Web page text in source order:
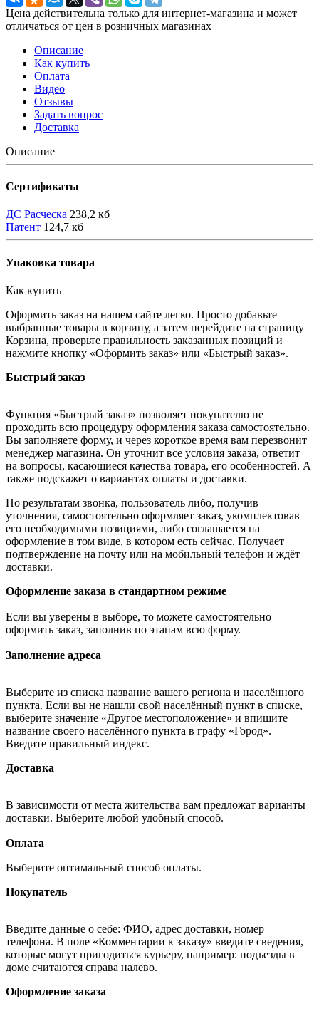
Цена действительна только для интернет-магазина и может
отличаться от цен в розничных магазинах
Описание
Как купить
Оплата
Видео
Отзывы
Задать вопрос
Доставка
Описание
Сертификаты
ДС Расческа 238,2 кб
Патент 124,7 кб
Упаковка товара
Как купить
Оформить заказ на нашем сайте легко. Просто добавьте
выбранные товары в корзину, а затем перейдите на страницу
Корзина, проверьте правильность заказанных позиций и
нажмите кнопку «Оформить заказ» или «Быстрый заказ».
Быстрый заказ
Функция «Быстрый заказ» позволяет покупателю не
проходить всю процедуру оформления заказа самостоятельно.
Вы заполняете форму, и через короткое время вам перезвонит
менеджер магазина. Он уточнит все условия заказа, ответит
на вопросы, касающиеся качества товара, его особенностей. А
также подскажет о вариантах оплаты и доставки.
По результатам звонка, пользователь либо, получив
уточнения, самостоятельно оформляет заказ, укомплектовав
его необходимыми позициями, либо соглашается на
оформление в том виде, в котором есть сейчас. Получает
подтверждение на почту или на мобильный телефон и ждёт
доставки.
Оформление заказа в стандартном режиме
Если вы уверены в выборе, то можете самостоятельно
оформить заказ, заполнив по этапам всю форму.
Заполнение адреса
Выберите из списка название вашего региона и населённого
пункта. Если вы не нашли свой населённый пункт в списке,
выберите значение «Другое местоположение» и впишите
название своего населённого пункта в графу «Город».
Введите правильный индекс.
Доставка
В зависимости от места жительства вам предложат варианты
доставки. Выберите любой удобный способ.
Оплата
Выберите оптимальный способ оплаты.
Покупатель
Введите данные о себе: ФИО, адрес доставки, номер
телефона. В поле «Комментарии к заказу» введите сведения,
которые могут пригодиться курьеру, например: подъезды в
доме считаются справа налево.
Оформление заказа